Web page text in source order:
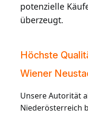
potenzielle
überzeugt.
Höchste
Wiener
Unsere Autorität
Niederösterreich